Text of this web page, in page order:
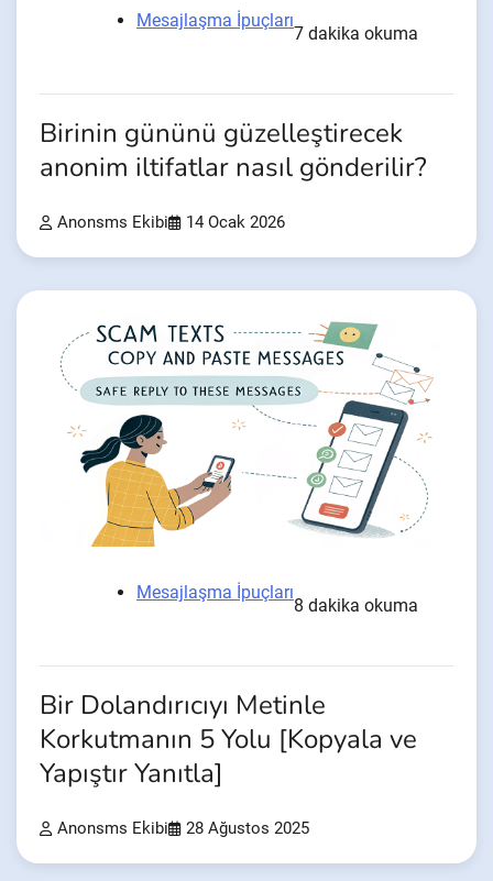
Mesajlaşma İpuçları
7 dakika okuma
Birinin gününü güzelleştirecek
anonim iltifatlar nasıl gönderilir?
Anonsms Ekibi 14 Ocak 2026
Mesajlaşma İpuçları
8 dakika okuma
Bir Dolandırıcıyı Metinle
Korkutmanın 5 Yolu [Kopyala ve
Yapıştır Yanıtla]
Anonsms Ekibi 28 Ağustos 2025